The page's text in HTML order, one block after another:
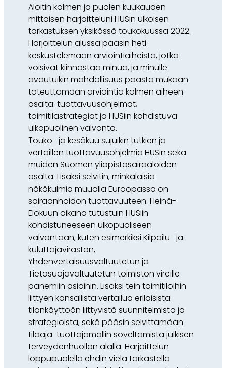
Aloitin kolmen ja puolen kuukauden
mittaisen harjoitteluni HUSin ulkoisen
tarkastuksen yksikössä toukokuussa 2022.
Harjoittelun alussa pääsin heti
keskustelemaan arviointiaiheista, jotka
voisivat kiinnostaa minua, ja minulle
avautuikin mahdollisuus päästä mukaan
toteuttamaan arviointia kolmen aiheen
osalta: tuottavuusohjelmat,
toimitilastrategiat ja HUSiin kohdistuva
ulkopuolinen valvonta.
Touko- ja kesäkuu sujuikin tutkien ja
vertaillen tuottavuusohjelmia HUSin sekä
muiden Suomen yliopistosairaaloiden
osalta. Lisäksi selvitin, minkälaisia
näkökulmia muualla Euroopassa on
sairaanhoidon tuottavuuteen. Heinä-
Elokuun aikana tutustuin HUSiin
kohdistuneeseen ulkopuoliseen
valvontaan, kuten esimerkiksi Kilpailu- ja
kuluttajaviraston,
Yhdenvertaisuusvaltuutetun ja
Tietosuojavaltuutetun toimiston vireille
panemiin asioihin. Lisäksi tein toimitiloihin
liittyen kansallista vertailua erilaisista
tilankäyttöön liittyvistä suunnitelmista ja
strategioista, sekä pääsin selvittämään
tilaaja-tuottajamallin soveltamista julkisen
terveydenhuollon alalla. Harjoittelun
loppupuolella ehdin vielä tarkastella